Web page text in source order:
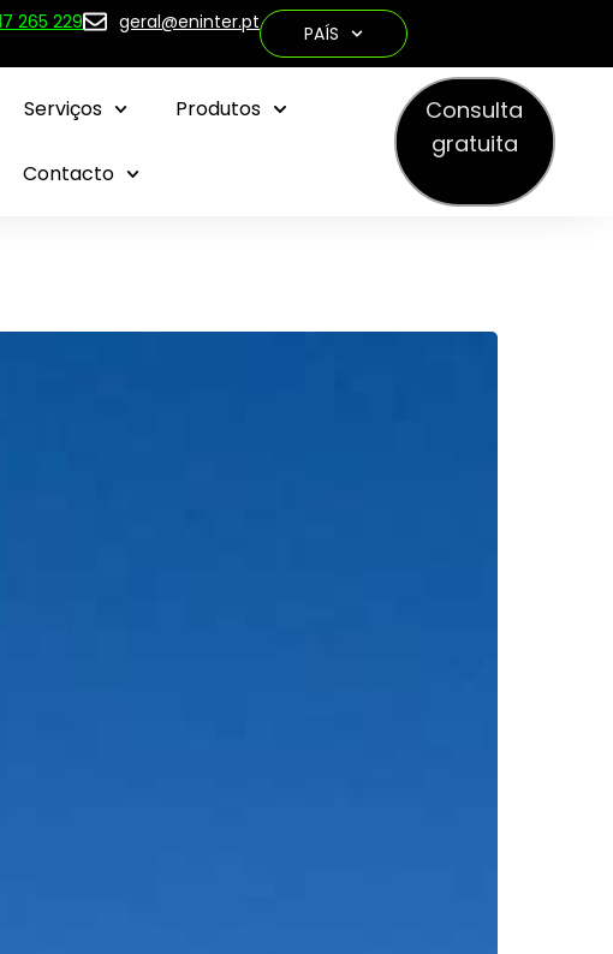
265 229 geral@eninter.pt PAÍS
Serviços Produtos
Contacto
Consulta
gratuita